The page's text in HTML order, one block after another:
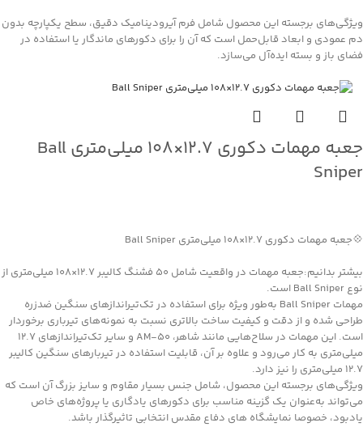
ویژگی‌های برجسته این محصول شامل فرم آیرودینامیک دقیق، سطح یکپارچه بدون
دم عمودی و ابعاد قابل‌حمل است که آن را برای دکورهای ماندگار یا استفاده در
فضای باز و بسته ایده‌آل می‌سازد.
جعبه مهمات دکوری ۱۲.۷×۱۰۸ میلی‌متری Ball
Sniper
💠جعبه مهمات دکوری ۱۲.۷×۱۰۸ میلی‌متری Ball Sniper
بیشتر بدانیم:جعبه مهمات در واقعیت شامل ۵۰ فشنگ کالیبر ۱۲.۷×۱۰۸ میلی‌متری از
نوع Ball Sniper است.
مهمات Ball Sniper به‌طور ویژه برای استفاده در تک‌تیراندازهای سنگین ضدزره
طراحی شده و از دقت و کیفیت ساخت بالاتری نسبت به نمونه‌های تیرباری برخوردار
است. این مهمات در سلاح‌هایی مانند شاهر، AM-50 و سایر تک‌تیراندازهای ۱۲.۷
میلی‌متری به کار می‌رود و علاوه بر آن، قابلیت استفاده در تیربارهای سنگین کالیبر
۱۲.۷ میلی‌متری را نیز دارد.
ویژگی‌های برجسته این محصول، شامل جنس بسیار مقاوم و سایز بزرگ آن است که
می‌تواند به‌عنوان یک گزینه مناسب برای دکورهای یادگاری یا پروژه‌های خاص
یادبود، خصوصا نمایشگاه های دفاع مقدس انتخابی تاثیرگذار باشد.